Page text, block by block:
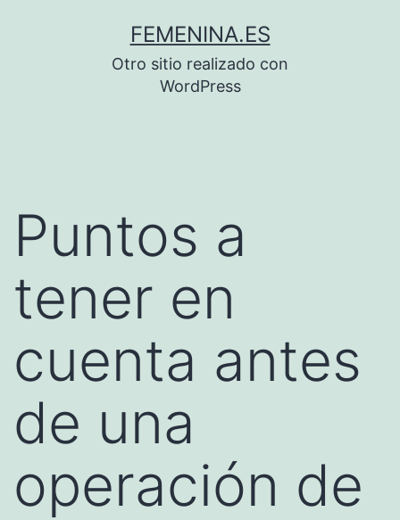
FEMENINA.ES
Otro sitio realizado con
WordPress
Puntos a
tener en
cuenta antes
de una
operación de